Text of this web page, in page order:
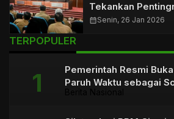
Tekankan
Lingkungan
calendar_monthSenin, 26 Jan 2026
TERPOPULER
Pemerintah Resmi
Paruh Waktu sebagai